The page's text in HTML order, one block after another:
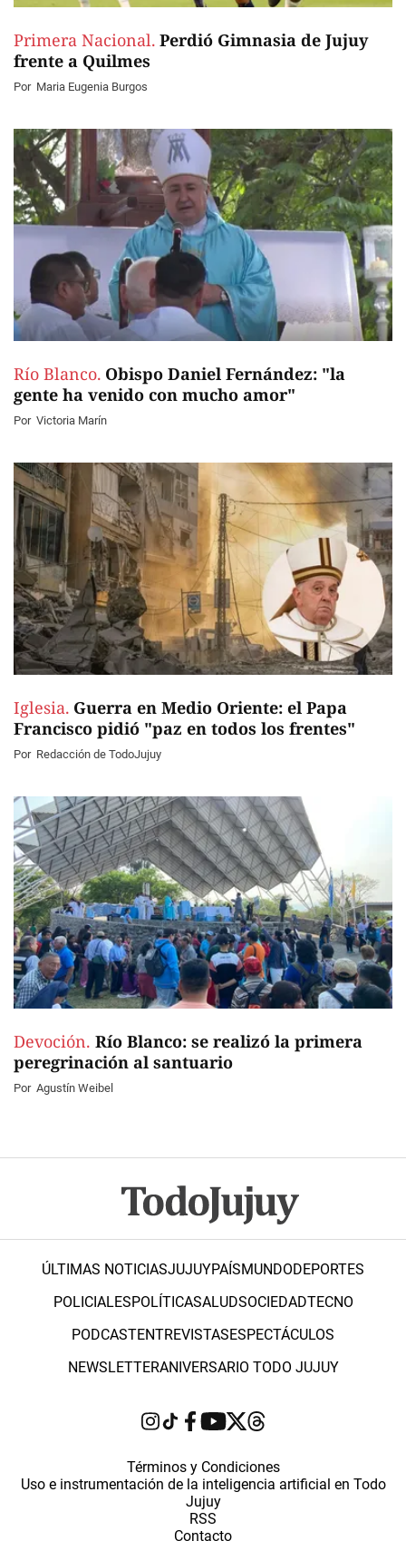
Primera Nacional. Perdió Gimnasia de Jujuy
frente a Quilmes
Por Maria Eugenia Burgos
Río Blanco. Obispo Daniel Fernández: "la
gente ha venido con mucho amor"
Por Victoria Marín
Iglesia. Guerra en Medio Oriente: el Papa
Francisco pidió "paz en todos los frentes"
Por Redacción de TodoJujuy
Devoción. Río Blanco: se realizó la primera
peregrinación al santuario
Por Agustín Weibel
ÚLTIMAS NOTICIASJUJUYPAÍSMUNDODEPORTES
POLICIALESPOLÍTICASALUDSOCIEDADTECNO
PODCASTENTREVISTASESPECTÁCULOS
NEWSLETTERANIVERSARIO TODO JUJUY
Términos y Condiciones
Uso e instrumentación de la inteligencia artificial en Todo
Jujuy
RSS
Contacto